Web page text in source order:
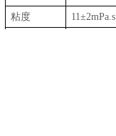
粘度
11±2mPa.s